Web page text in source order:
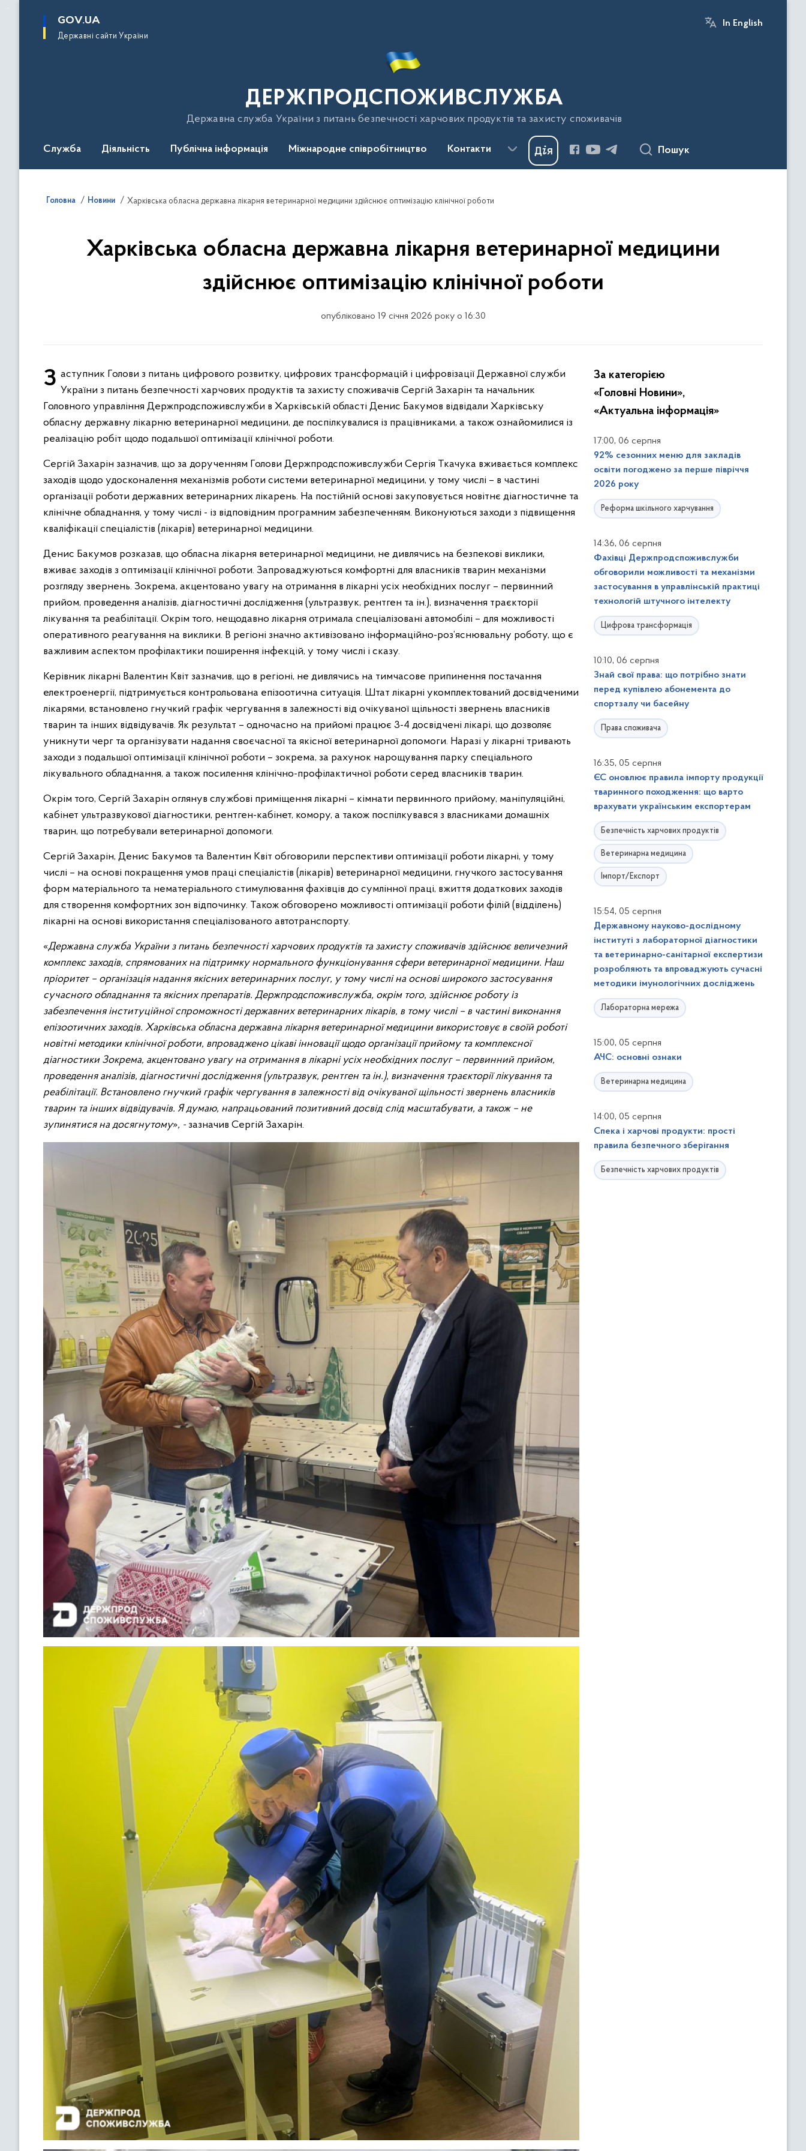
основного
GOV.UA
Державні сайти України
In English
ДЕРЖПРОДСПОЖИВСЛУЖБА
Державна служба України з питань безпечності харчових продуктів та захисту споживачів
Служба Діяльність Публічна інформація Міжнародне співробітництво Контакти Пошук
Головна Новини Харківська обласна державна лікарня ветеринарної медицини здійснює оптимізацію клінічної роботи
Харківська обласна державна лікарня ветеринарної медицини
здійснює оптимізацію клінічної роботи
опубліковано 19 січня 2026 року о 16:30
Заступник Голови з питань цифрового розвитку, цифрових трансформацій і цифровізації Державної служби України з питань безпечності харчових продуктів та захисту споживачів Сергій Захарін та начальник
Головного управління Держпродспоживслужби в Харківській області Денис Бакумов відвідали Харківську
обласну державну лікарню ветеринарної медицини, де поспілкувалися із працівниками, а також ознайомилися із
реалізацію робіт щодо подальшої оптимізації клінічної роботи.
Сергій Захарін зазначив, що за дорученням Голови Держпродспоживслужби Сергія Ткачука вживається комплекс
заходів щодо удосконалення механізмів роботи системи ветеринарної медицини, у тому числі – в частині
організації роботи державних ветеринарних лікарень. На постійній основі закуповується новітнє діагностичне та
клінічне обладнання, у тому числі - із відповідним програмним забезпеченням. Виконуються заходи з підвищення
кваліфікації спеціалістів (лікарів) ветеринарної медицини.
Денис Бакумов розказав, що обласна лікарня ветеринарної медицини, не дивлячись на безпекові виклики,
вживає заходів з оптимізації клінічної роботи. Запроваджуються комфортні для власників тварин механізми
розгляду звернень. Зокрема, акцентовано увагу на отримання в лікарні усіх необхідних послуг – первинний
прийом, проведення аналізів, діагностичні дослідження (ультразвук, рентген та ін.), визначення траєкторії
лікування та реабілітації. Окрім того, нещодавно лікарня отримала спеціалізовані автомобілі – для можливості
оперативного реагування на виклики. В регіоні значно активізовано інформаційно-роз’яснювальну роботу, що є
важливим аспектом профілактики поширення інфекцій, у тому числі і сказу.
Керівник лікарні Валентин Квіт зазначив, що в регіоні, не дивлячись на тимчасове припинення постачання
електроенергії, підтримується контрольована епізоотична ситуація. Штат лікарні укомплектований досвідченими
лікарями, встановлено гнучкий графік чергування в залежності від очікуваної щільності звернень власників
тварин та інших відвідувачів. Як результат – одночасно на прийомі працює 3-4 досвідчені лікарі, що дозволяє
уникнути черг та організувати надання своєчасної та якісної ветеринарної допомоги. Наразі у лікарні тривають
заходи з подальшої оптимізації клінічної роботи – зокрема, за рахунок нарощування парку спеціального
лікувального обладнання, а також посилення клінічно-профілактичної роботи серед власників тварин.
Окрім того, Сергій Захарін оглянув службові приміщення лікарні – кімнати первинного прийому, маніпуляційні,
кабінет ультразвукової діагностики, рентген-кабінет, комору, а також поспілкувався з власниками домашніх
тварин, що потребували ветеринарної допомоги.
Сергій Захарін, Денис Бакумов та Валентин Квіт обговорили перспективи оптимізації роботи лікарні, у тому
числі – на основі покращення умов праці спеціалістів (лікарів) ветеринарної медицини, гнучкого застосування
форм матеріального та нематеріального стимулювання фахівців до сумлінної праці, вжиття додаткових заходів
для створення комфортних зон відпочинку. Також обговорено можливості оптимізації роботи філій (відділень)
лікарні на основі використання спеціалізованого автотранспорту.
«Державна служба України з питань безпечності харчових продуктів та захисту споживачів здійснює величезний
комплекс заходів, спрямованих на підтримку нормального функціонування сфери ветеринарної медицини. Наш
пріоритет – організація надання якісних ветеринарних послуг, у тому числі на основі широкого застосування
сучасного обладнання та якісних препаратів. Держпродспоживслужба, окрім того, здійснює роботу із
забезпечення інституційної спроможності державних ветеринарних лікарів, в тому числі – в частині виконання
епізоотичних заходів. Харківська обласна державна лікарня ветеринарної медицини використовує в своїй роботі
новітні методики клінічної роботи, впроваджено цікаві інновації щодо організації прийому та комплексної
діагностики Зокрема, акцентовано увагу на отримання в лікарні усіх необхідних послуг – первинний прийом,
проведення аналізів, діагностичні дослідження (ультразвук, рентген та ін.), визначення траєкторії лікування та
реабілітації. Встановлено гнучкий графік чергування в залежності від очікуваної щільності звернень власників
тварин та інших відвідувачів. Я думаю, напрацьований позитивний досвід слід масштабувати, а також – не
зупинятися на досягнутому», -зазначив Сергій Захарін.
За категорією
«Головні Новини»,
«Актуальна інформація»
17:00, 06 серпня
92% сезонних меню для закладів
освіти погоджено за перше півріччя
2026 року
Реформа шкільного харчування
14:36, 06 серпня
Фахівці Держпродспоживслужби
обговорили можливості та механізми
застосування в управлінській практиці
технологій штучного інтелекту
Цифрова трансформація
10:10, 06 серпня
Знай свої права: що потрібно знати
перед купівлею абонемента до
спортзалу чи басейну
Права споживача
16:35, 05 серпня
ЄС оновлює правила імпорту продукції
тваринного походження: що варто
врахувати українським експортерам
Безпечність харчових продуктів
Ветеринарна медицина
Імпорт/Експорт
15:54, 05 серпня
Державному науково-дослідному
інституті з лабораторної діагностики
та ветеринарно-санітарної експертизи
розробляють та впроваджують сучасні
методики імунологічних досліджень
Лабораторна мережа
15:00, 05 серпня
АЧС: основні ознаки
Ветеринарна медицина
14:00, 05 серпня
Спека і харчові продукти: прості
правила безпечного зберігання
Безпечність харчових продуктів